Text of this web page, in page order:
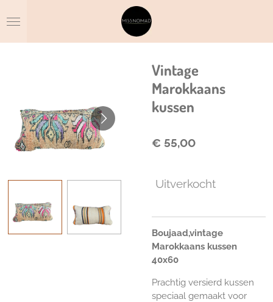
direct
Vintage
Marokkaans
kussen
€ 55,00
Uitverkocht
Boujaad,vintage
Marokkaans kussen
40x60
Prachtig versierd kussen
speciaal gemaakt voor